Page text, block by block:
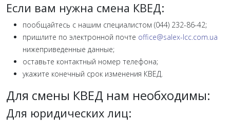
Если вам нужна смена КВЕД:
пообщайтесь с нашим специалистом (044) 232-86-42;
пришлите по электронной почте office@salex-lcc.com.ua
нижеприведенные данные;
оставьте контактный номер телефона;
укажите конечный срок изменения КВЕД.
Для смены КВЕД нам необходимы:
Для юридических лиц: